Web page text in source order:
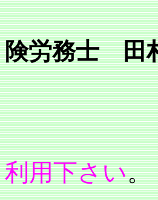
所
険労務士 田
利用下さい。